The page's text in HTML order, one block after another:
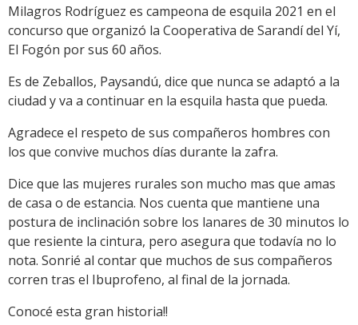
Link
Milagros Rodríguez es campeona de esquila 2021 en el
concurso que organizó la Cooperativa de Sarandí del Yí,
El Fogón por sus 60 años.
Es de Zeballos, Paysandú, dice que nunca se adaptó a la
ciudad y va a continuar en la esquila hasta que pueda.
Agradece el respeto de sus compañeros hombres con
los que convive muchos días durante la zafra.
Dice que las mujeres rurales son mucho mas que amas
de casa o de estancia. Nos cuenta que mantiene una
postura de inclinación sobre los lanares de 30 minutos lo
que resiente la cintura, pero asegura que todavía no lo
nota. Sonrié al contar que muchos de sus compañeros
corren tras el Ibuprofeno, al final de la jornada.
Conocé esta gran historia!!